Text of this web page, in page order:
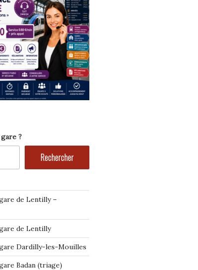
?
Rechercher
de Lentilly –
de Lentilly
Dardilly-les-Mouilles
Badan (triage)